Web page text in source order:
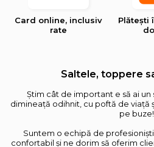
Card online, inclusiv
rate
Plătești
Saltele, toppere
Știm cât de important e să ai un
dimineață odihnit, cu poftă de viață
pe buze!
Suntem o echipă de
confortabil și ne dorim să oferim